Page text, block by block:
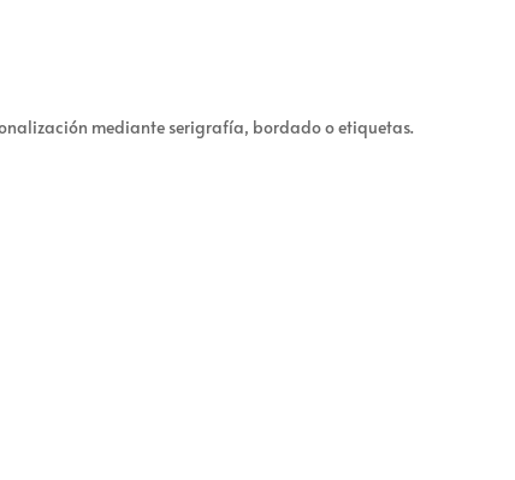
mediante serigrafía, bordado o etiquetas.